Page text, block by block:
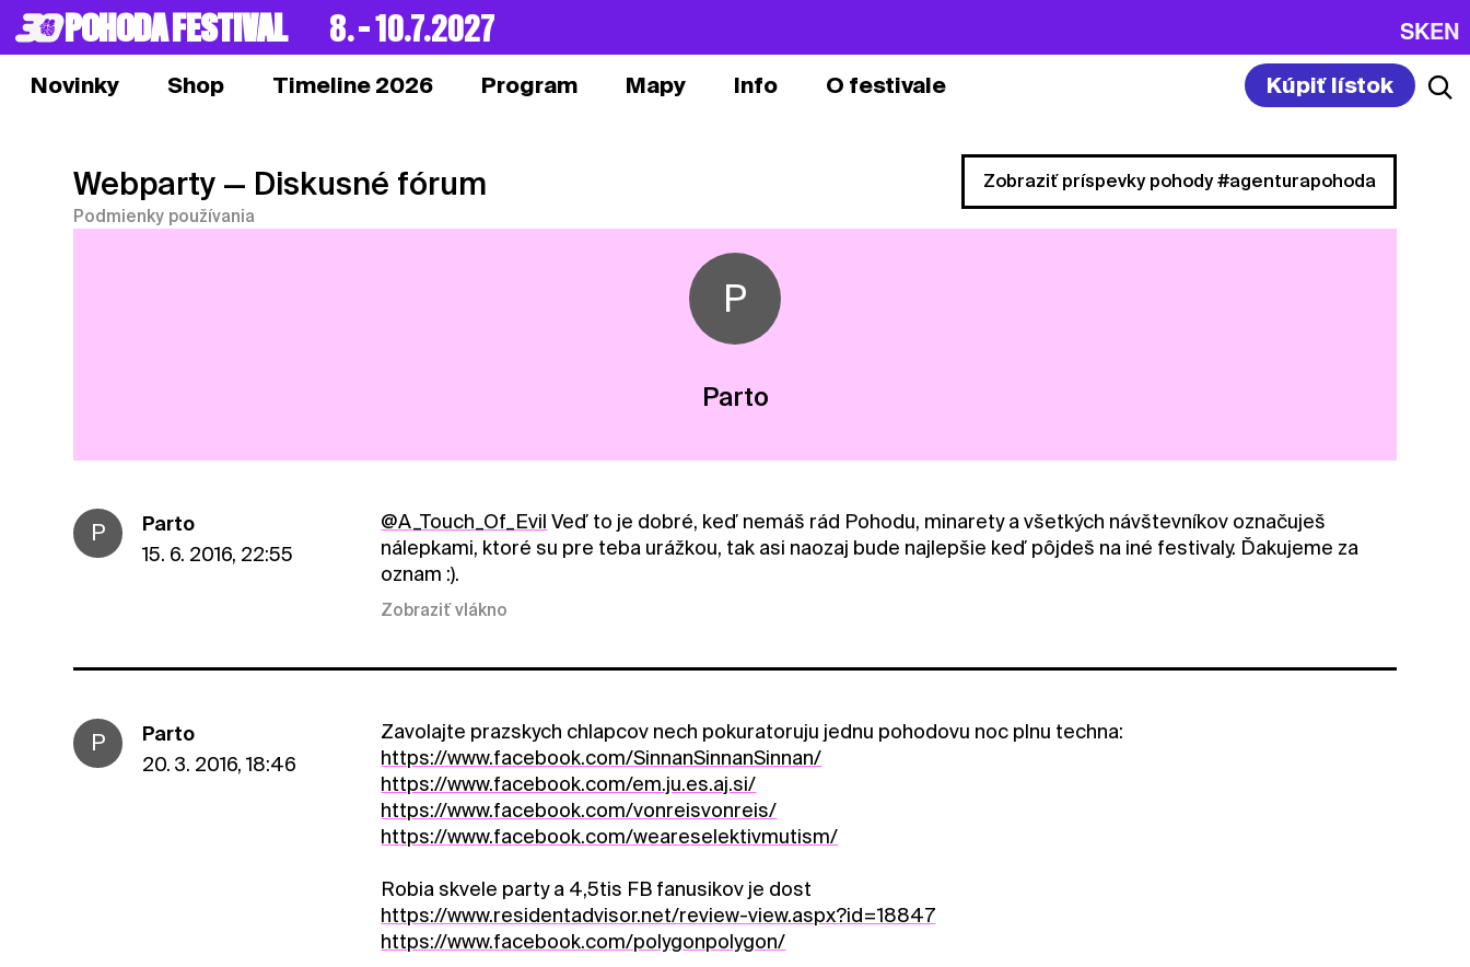
POHODA FESTIVAL 8. – 10.7.2027 SKEN
Novinky Shop Timeline 2026 Program Mapy Info O festivale Kúpiť lístok
Webparty — Diskusné fórum
Podmienky používania
Zobraziť príspevky pohody #agenturapohoda
P
Parto
P
Parto
15. 6. 2016, 22:55
@A_Touch_Of_Evil Veď to je dobré, keď nemáš rád Pohodu, minarety a všetkých návštevníkov označuješ
nálepkami, ktoré su pre teba urážkou, tak asi naozaj bude najlepšie keď pôjdeš na iné festivaly. Ďakujeme za
oznam :).
Zobraziť vlákno
P
Parto
20. 3. 2016, 18:46
Zavolajte prazskych chlapcov nech pokuratoruju jednu pohodovu noc plnu techna:
https://www.facebook.com/SinnanSinnanSinnan/
https://www.facebook.com/em.ju.es.aj.si/
https://www.facebook.com/vonreisvonreis/
https://www.facebook.com/weareselektivmutism/
Robia skvele party a 4,5tis FB fanusikov je dost
https://www.residentadvisor.net/review-view.aspx?id=18847
https://www.facebook.com/polygonpolygon/